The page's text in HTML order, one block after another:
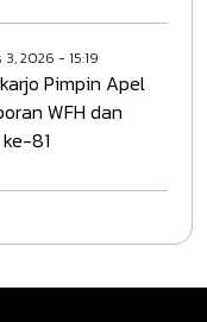
2026 - 15:19
Pimpin Apel
WFH dan
81